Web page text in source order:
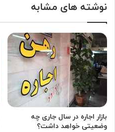
نوشته های مشابه
بازار اجاره در سال جاری چه
وضعیتی خواهد داشت؟